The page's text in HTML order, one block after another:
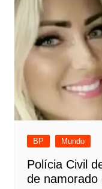
BP Mundo
Polícia Civil
de namorado